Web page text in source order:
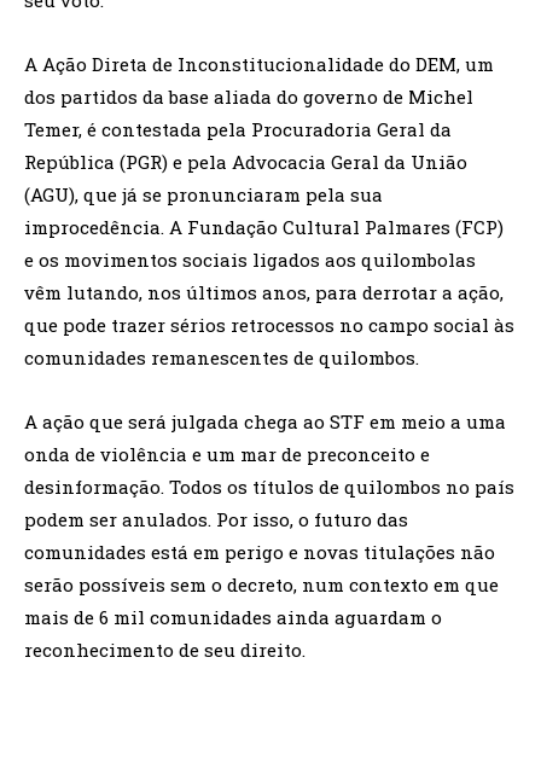
A Ação Direta de Inconstitucionalidade do DEM, um
dos partidos da base aliada do governo de Michel
Temer, é contestada pela Procuradoria Geral da
República (PGR) e pela Advocacia Geral da União
(AGU), que já se pronunciaram pela sua
improcedência. A Fundação Cultural Palmares (FCP)
e os movimentos sociais ligados aos quilombolas
vêm lutando, nos últimos anos, para derrotar a ação,
que pode trazer sérios retrocessos no campo social às
comunidades remanescentes de quilombos.
A ação que será julgada chega ao STF em meio a uma
onda de violência e um mar de preconceito e
desinformação. Todos os títulos de quilombos no país
podem ser anulados. Por isso, o futuro das
comunidades está em perigo e novas titulações não
serão possíveis sem o decreto, num contexto em que
mais de 6 mil comunidades ainda aguardam o
reconhecimento de seu direito.